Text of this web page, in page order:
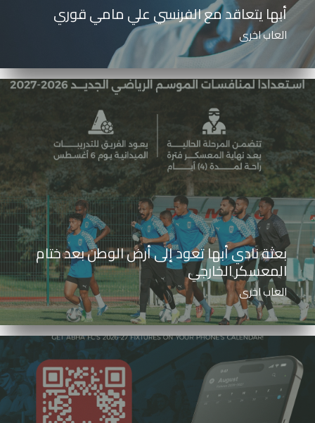
أبها يتعاقد مع الفرنسي علي مامي قوري
العاب اخرى
بعثة نادي أبها تعود إلى أرض الوطن بعد ختام
المعسكر الخارجي
العاب اخرى